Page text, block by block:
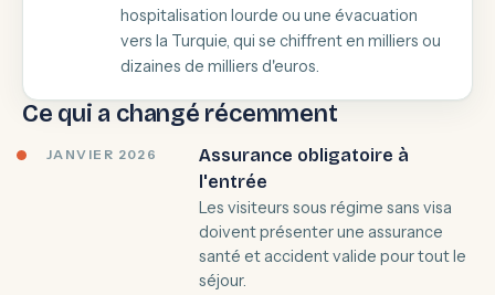
hospitalisation lourde ou une évacuation
vers la Turquie, qui se chiffrent en milliers ou
dizaines de milliers d'euros.
Ce qui a changé récemment
JANVIER 2026
Assurance obligatoire à
l'entrée
Les visiteurs sous régime sans visa
doivent présenter une assurance
santé et accident valide pour tout le
séjour.